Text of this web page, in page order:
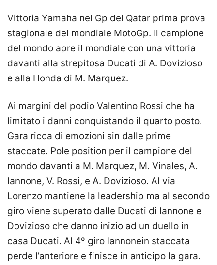
Vittoria Yamaha nel Gp del Qatar prima prova
stagionale del mondiale MotoGp. Il campione
del mondo apre il mondiale con una vittoria
davanti alla strepitosa Ducati di A. Dovizioso
e alla Honda di M. Marquez.
Ai margini del podio Valentino Rossi che ha
limitato i danni conquistando il quarto posto.
Gara ricca di emozioni sin dalle prime
staccate. Pole position per il campione del
mondo davanti a M. Marquez, M. Vinales, A.
Iannone, V. Rossi, e A. Dovizioso. Al via
Lorenzo mantiene la leadership ma al secondo
giro viene superato dalle Ducati di Iannone e
Dovizioso che danno inizio ad un duello in
casa Ducati. Al 4º giro Iannonein staccata
perde l’anteriore e finisce in anticipo la gara.